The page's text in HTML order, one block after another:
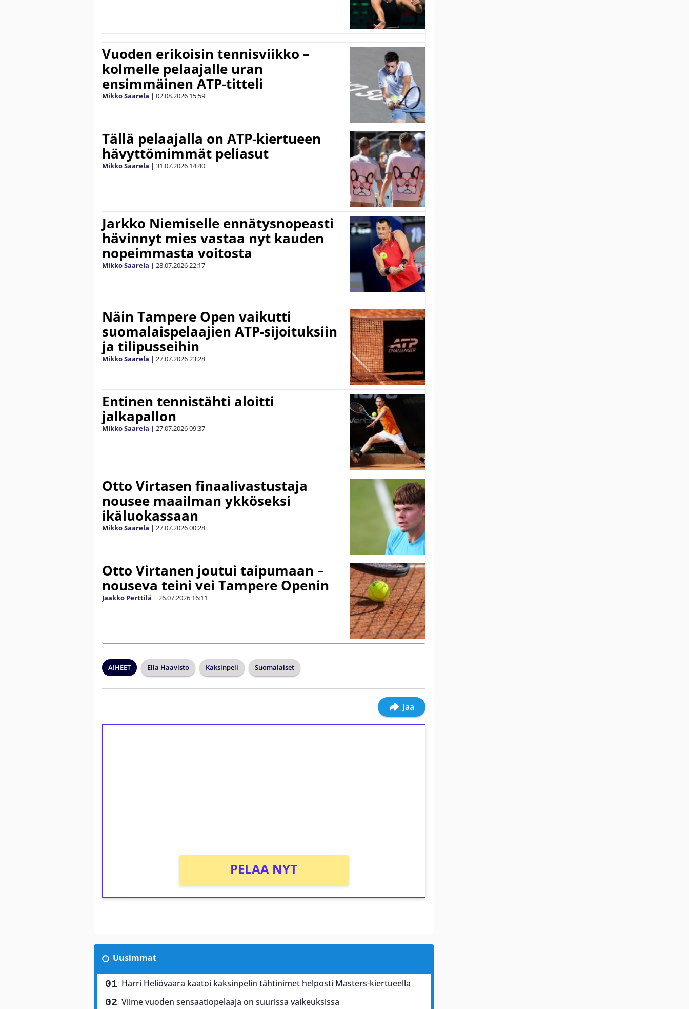
Vuoden erikoisin tennisviikko –
kolmelle pelaajalle uran
ensimmäinen ATP-titteli
Mikko Saarela | 02.08.2026 15:59
Tällä pelaajalla on ATP-kiertueen
hävyttömimmät peliasut
Mikko Saarela | 31.07.2026 14:40
Jarkko Niemiselle ennätysnopeasti
hävinnyt mies vastaa nyt kauden
nopeimmasta voitosta
Mikko Saarela | 28.07.202622:17
Näin Tampere Open vaikutti
suomalaispelaajien ATP-sijoituksiin
ja tilipusseihin
Mikko Saarela | 27.07.202623:28
Entinen tennistähti aloitti
jalkapallon
Mikko Saarela | 27.07.202609:37
Otto Virtasen finaalivastustaja
nousee maailman ykköseksi
ikäluokassaan
Mikko Saarela | 27.07.202600:28
Otto Virtanen joutui taipumaan –
nouseva teini vei Tampere Openin
Jaakko Perttilä | 26.07.2026 16:11
AIHEET Ella Haavisto Kaksinpeli Suomalaiset
Jaa
PELAA NYT
Uusimmat
Harri Heliövaara kaatoi kaksinpelin tähtinimet helposti Masters-kiertueella
Viime vuoden sensaatiopelaaja on suurissa vaikeuksissa